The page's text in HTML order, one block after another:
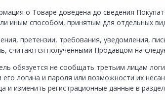
о Товаре доведена до сведения
иным способом, принятым для отдельных
претензии, требования, уведомления,
считаются полученными Продавцом на
обязуется не сообщать третьим лицам
его логина и пароля или возможности их
и изменить регистрационные данные в